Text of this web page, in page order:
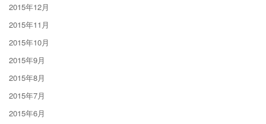
2015年12月
2015年11月
2015年10月
2015年9月
2015年8月
2015年7月
2015年6月